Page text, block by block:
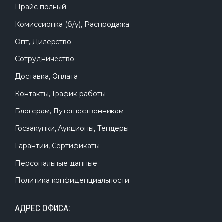
Прайс полный
Комиссионка (б/у), Распродажа
Опт, Дилерство
Сотрудничество
Доставка, Оплата
Контакты, График работы
Блогерам, Путешественникам
Госзакупки, Аукционы, Тендеры
Гарантии, Сертификаты
Персональные данные
Политика конфиденциальности
АДРЕС ОФИСА: